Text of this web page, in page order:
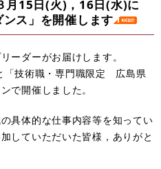
15日(火)，16日(水)に
ンス」を開催します
ダーがお届けします。
「技術職・専門職限定 広島県
で開催しました。
具体的な仕事内容等を知ってい
していただいた皆様，ありがと